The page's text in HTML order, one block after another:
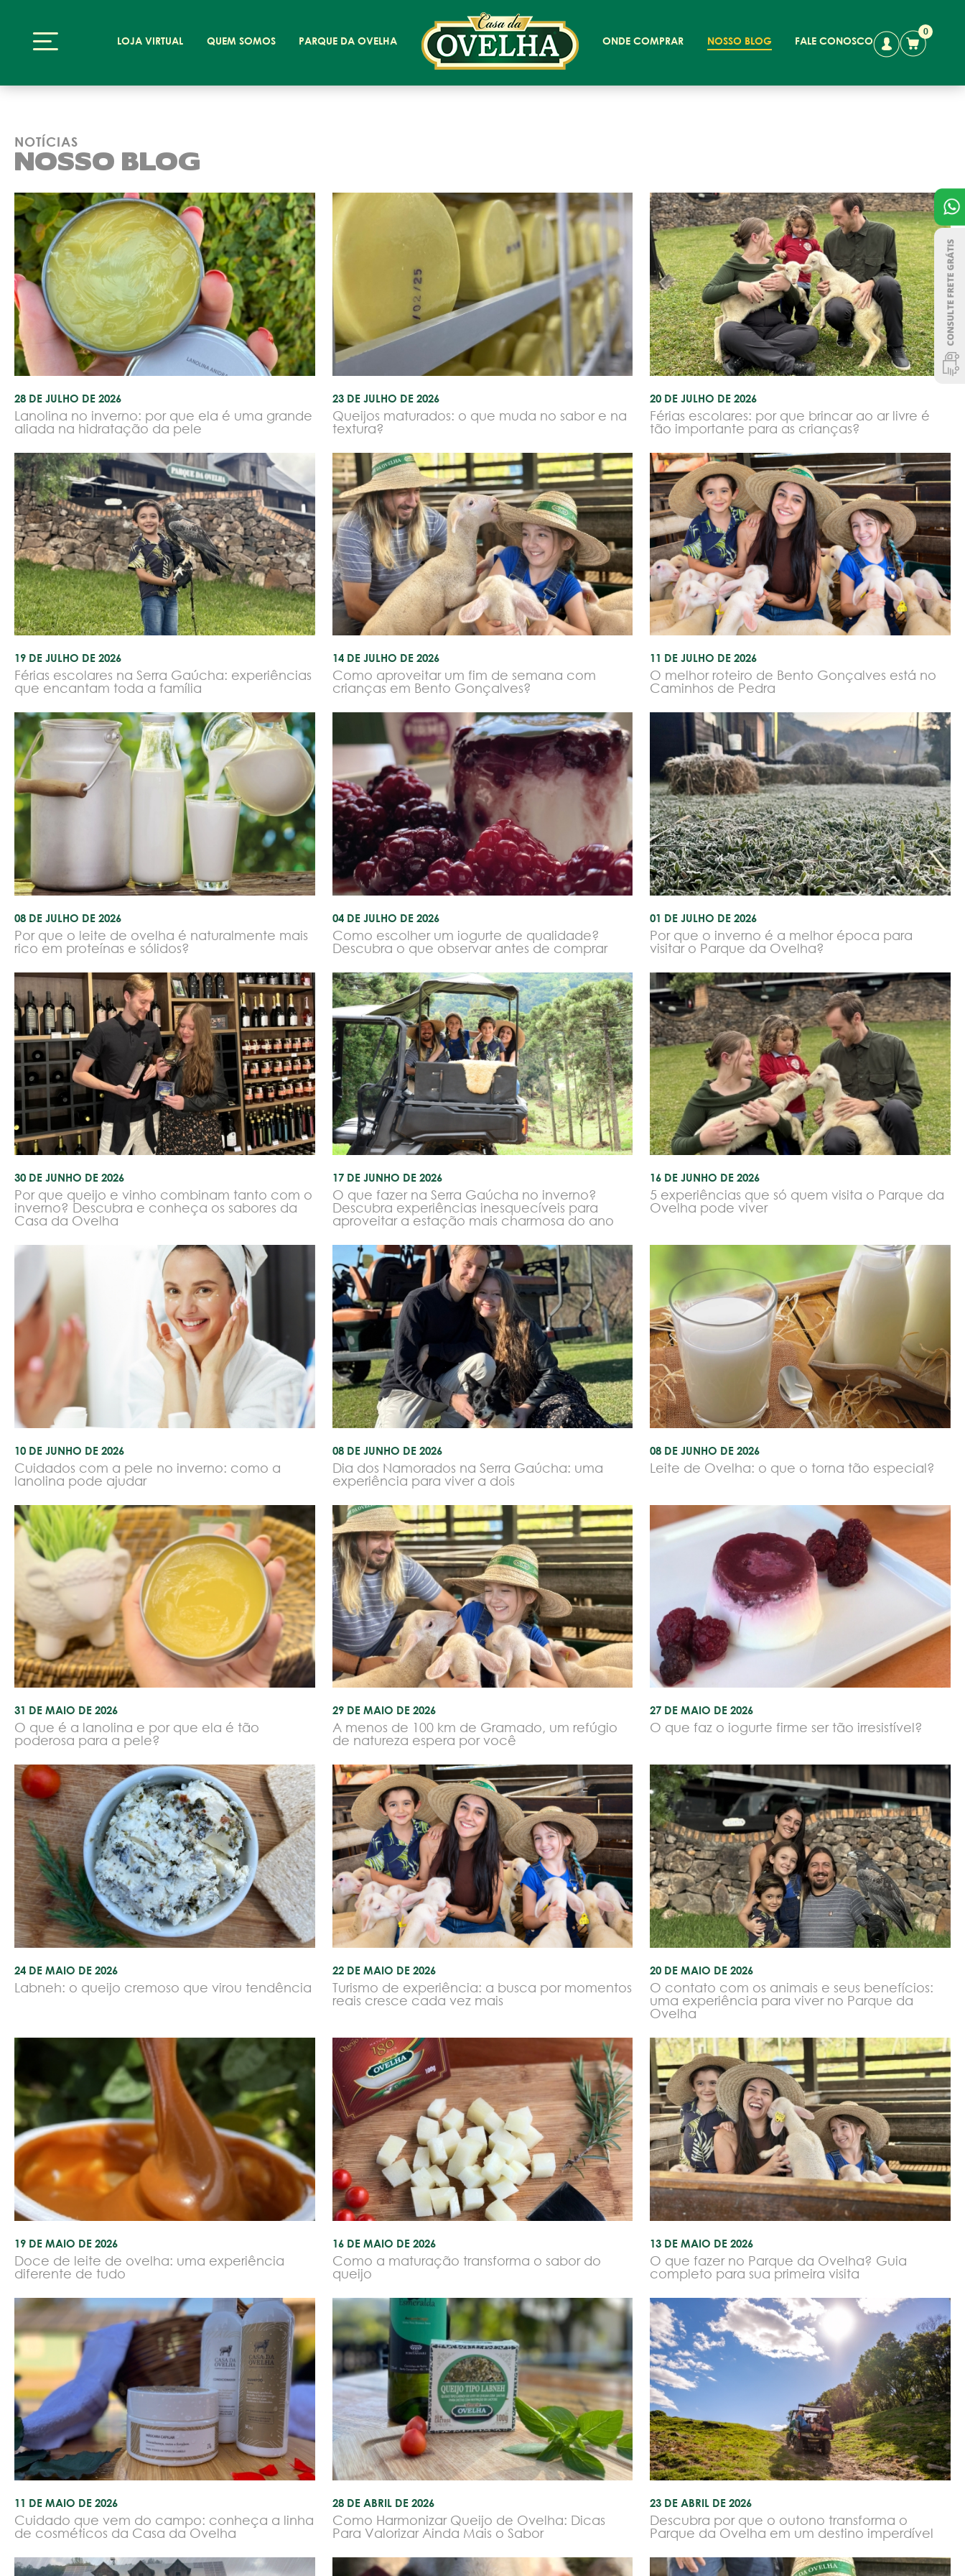
0
LOJA VIRTUAL QUEM SOMOS PARQUE DA OVELHA ONDE COMPRAR NOSSO BLOG FALE CONOSCO
NOTÍCIAS
NOSSO BLOG
28 DE JULHO DE 2026
Lanolina no inverno: por que ela é uma grande
aliada na hidratação da pele
23 DE JULHO DE 2026
Queijos maturados: o que muda no sabor e na
textura?
20 DE JULHO DE 2026
Férias escolares: por que brincar ao ar livre é
tão importante para as crianças?
19 DE JULHO DE 2026
Férias escolares na Serra Gaúcha: experiências
que encantam toda a família
14 DE JULHO DE 2026
Como aproveitar um fim de semana com
crianças em Bento Gonçalves?
11 DE JULHO DE 2026
O melhor roteiro de Bento Gonçalves está no
Caminhos de Pedra
08 DE JULHO DE 2026
Por que o leite de ovelha é naturalmente mais
rico em proteínas e sólidos?
04 DE JULHO DE 2026
Como escolher um iogurte de qualidade?
Descubra o que observar antes de comprar
01 DE JULHO DE 2026
Por que o inverno é a melhor época para
visitar o Parque da Ovelha?
30 DE JUNHO DE 2026
Por que queijo e vinho combinam tanto com o
inverno? Descubra e conheça os sabores da
Casa da Ovelha
17 DE JUNHO DE 2026
O que fazer na Serra Gaúcha no inverno?
Descubra experiências inesquecíveis para
aproveitar a estação mais charmosa do ano
16 DE JUNHO DE 2026
5 experiências que só quem visita o Parque da
Ovelha pode viver
10 DE JUNHO DE 2026
Cuidados com a pele no inverno: como a
lanolina pode ajudar
08 DE JUNHO DE 2026
Dia dos Namorados na Serra Gaúcha: uma
experiência para viver a dois
08 DE JUNHO DE 2026
Leite de Ovelha: o que o torna tão especial?
31 DE MAIO DE 2026
O que é a lanolina e por que ela é tão
poderosa para a pele?
29 DE MAIO DE 2026
A menos de 100 km de Gramado, um refúgio
de natureza espera por você
27 DE MAIO DE 2026
O que faz o iogurte firme ser tão irresistível?
24 DE MAIO DE 2026
Labneh: o queijo cremoso que virou tendência
22 DE MAIO DE 2026
Turismo de experiência: a busca por momentos
reais cresce cada vez mais
20 DE MAIO DE 2026
O contato com os animais e seus benefícios:
uma experiência para viver no Parque da
Ovelha
19 DE MAIO DE 2026
Doce de leite de ovelha: uma experiência
diferente de tudo
16 DE MAIO DE 2026
Como a maturação transforma o sabor do
queijo
13 DE MAIO DE 2026
O que fazer no Parque da Ovelha? Guia
completo para sua primeira visita
11 DE MAIO DE 2026
Cuidado que vem do campo: conheça a linha
de cosméticos da Casa da Ovelha
28 DE ABRIL DE 2026
Como Harmonizar Queijo de Ovelha: Dicas
Para Valorizar Ainda Mais o Sabor
23 DE ABRIL DE 2026
Descubra por que o outono transforma o
Parque da Ovelha em um destino imperdível